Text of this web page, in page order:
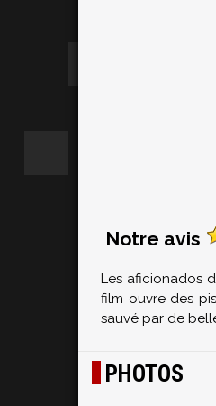
Notre avis
Les aficionados
film ouvre des
sauvé par de
PHOTOS